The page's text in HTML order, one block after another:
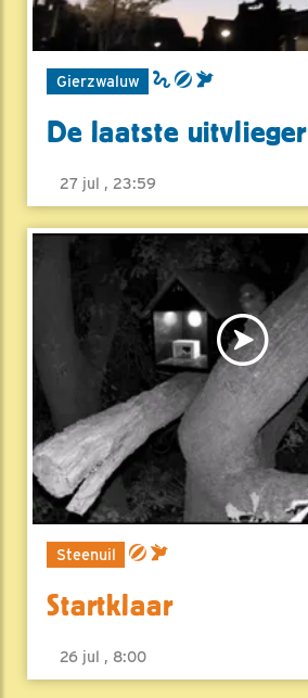
Gierzwaluw
De laatste uitvlieger
27 jul , 23:59
Steenuil
Startklaar
26 jul , 8:00